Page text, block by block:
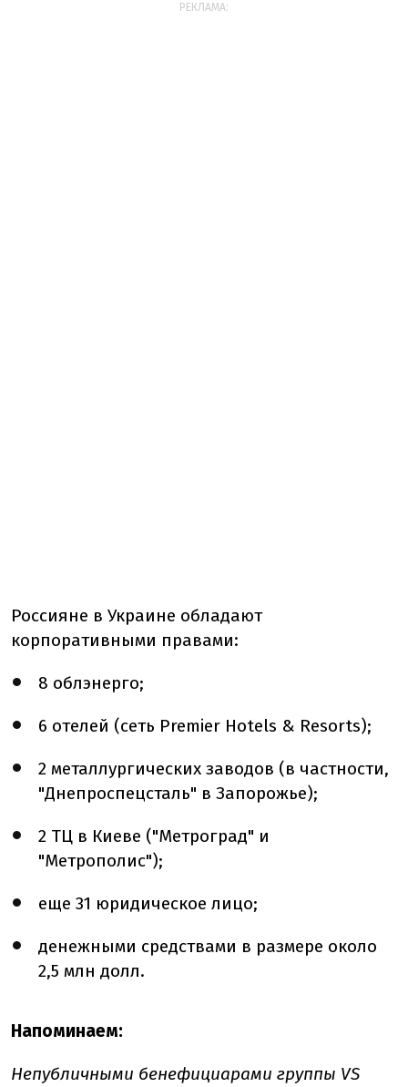
РЕКЛАМА:
Россияне в Украине обладают
корпоративными правами:
8 облэнерго;
6 отелей (сеть Premier Hotels & Resorts);
2 металлургических заводов (в частности,
"Днепроспецсталь" в Запорожье);
2 ТЦ в Киеве ("Метроград" и
"Метрополис");
еще 31 юридическое лицо;
денежными средствами в размере около
2,5 млн долл.
Напоминаем:
Непубличными бенефициарами группы VS